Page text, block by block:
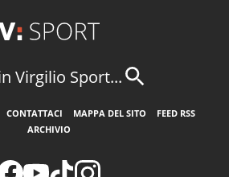
Virgilio Sport...
CONTATTACI MAPPA DEL SITO
FEED RSS
ARCHIVIO